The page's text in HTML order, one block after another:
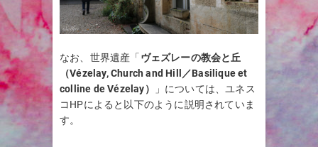
なお、世界遺産「 ヴェズレーの教会と丘
（Vézelay, Church and Hill／Basilique et
colline de Vézelay）
」については、ユネス
コHPによると以下のように説明されていま
す。